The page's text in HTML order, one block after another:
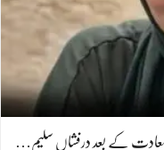
کے بعد درفشاں سلیم…